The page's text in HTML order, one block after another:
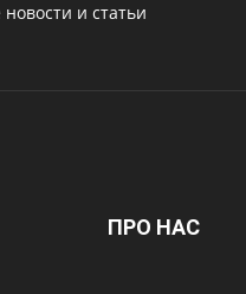
и статьи
ПРО НАС